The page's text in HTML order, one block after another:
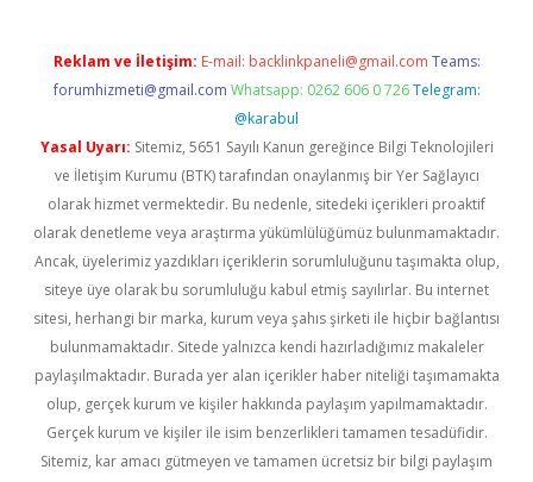
Reklam ve İletişim: E-mail: backlinkpaneli@gmail.com Teams:
forumhizmeti@gmail.com Whatsapp: 0262 606 0 726 Telegram:
@karabul
Yasal Uyarı: Sitemiz, 5651 Sayılı Kanun gereğince Bilgi Teknolojileri
ve İletişim Kurumu (BTK) tarafından onaylanmış bir Yer Sağlayıcı
olarak hizmet vermektedir. Bu nedenle, sitedeki içerikleri proaktif
olarak denetleme veya araştırma yükümlülüğümüz bulunmamaktadır.
Ancak, üyelerimiz yazdıkları içeriklerin sorumluluğunu taşımakta olup,
siteye üye olarak bu sorumluluğu kabul etmiş sayılırlar. Bu internet
sitesi, herhangi bir marka, kurum veya şahıs şirketi ile hiçbir bağlantısı
bulunmamaktadır. Sitede yalnızca kendi hazırladığımız makaleler
paylaşılmaktadır. Burada yer alan içerikler haber niteliği taşımamakta
olup, gerçek kurum ve kişiler hakkında paylaşım yapılmamaktadır.
Gerçek kurum ve kişiler ile isim benzerlikleri tamamen tesadüfidir.
Sitemiz, kar amacı gütmeyen ve tamamen ücretsiz bir bilgi paylaşım